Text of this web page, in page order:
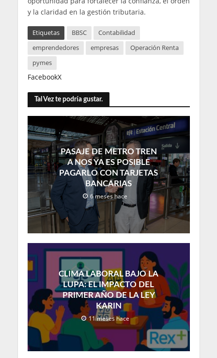
y la claridad en la gestión tributaria.
Etiquetas BBSC
Contabilidad
emprendedores
empresas
Operación Renta
pymes
FacebookX
Tal Vez te podría gustar.
PASAJE DE METRO TREN
A NOS YA ES POSIBLE
PAGARLO CON TARJETAS
BANCARIAS
6 meses hace
CLIMA LABORAL BAJO LA
LUPA: EL IMPACTO DEL
PRIMER AÑO DE LA LEY
KARIN
11 meses hace